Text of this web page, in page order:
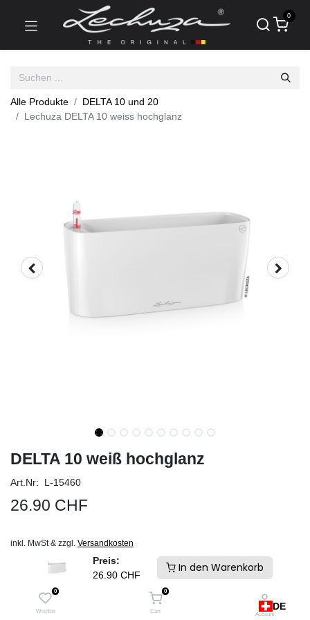
Preis:
26.90 CHF
In den Warenkorb
0
Wishlist
0
Cart Account
0
Alle Produkte
DELTA 10 und 20
Lechuza DELTA 10 weiss hochglanz
DELTA 10 weiß hochglanz
Art.Nr: L-15460
26.90 CHF
inkl. MwSt & zzgl. Versandkosten
Schneller Versand und keine Zollgebühren. Ab Lager Schweiz
IN DEN WARENKORB
Auf die Wunschliste
DE